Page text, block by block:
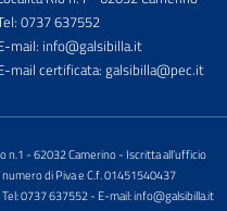
0737 637552
mail: info@galsibilla.it
mail certificata: galsibilla@pec.it
n.1 - 62032 Camerino - Iscritta all’ufficio
di Piva e C.f. 01451540437
0737 637552 - E-mail: info@galsibilla.it